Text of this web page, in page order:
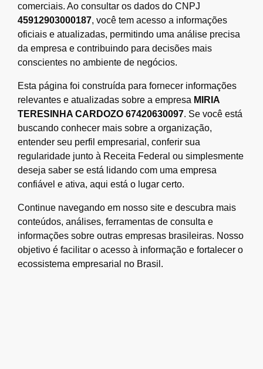
comerciais. Ao consultar os dados do CNPJ
45912903000187, você tem acesso a informações
oficiais e atualizadas, permitindo uma análise precisa
da empresa e contribuindo para decisões mais
conscientes no ambiente de negócios.
Esta página foi construída para fornecer informações
relevantes e atualizadas sobre a empresa MIRIA
TERESINHA CARDOZO 67420630097. Se você está
buscando conhecer mais sobre a organização,
entender seu perfil empresarial, conferir sua
regularidade junto à Receita Federal ou simplesmente
deseja saber se está lidando com uma empresa
confiável e ativa, aqui está o lugar certo.
Continue navegando em nosso site e descubra mais
conteúdos, análises, ferramentas de consulta e
informações sobre outras empresas brasileiras. Nosso
objetivo é facilitar o acesso à informação e fortalecer o
ecossistema empresarial no Brasil.